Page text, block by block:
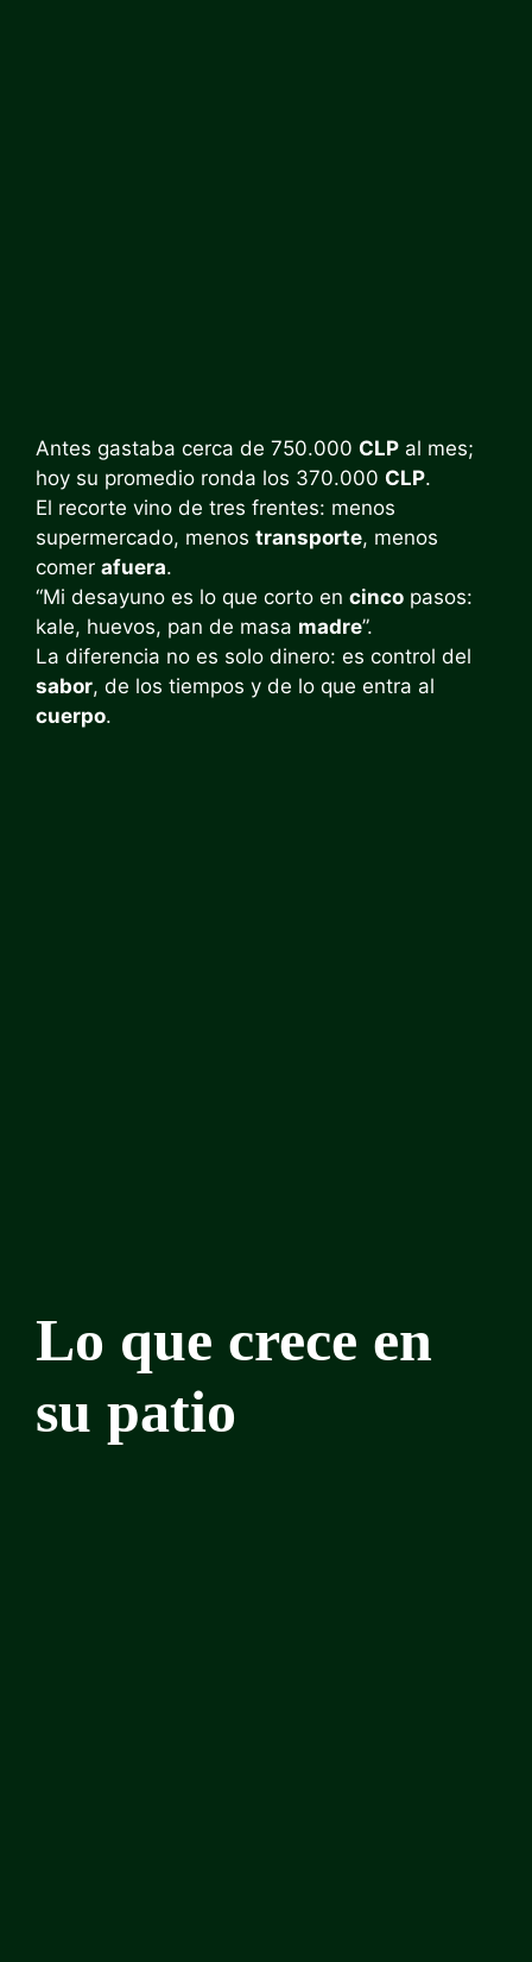
Antes gastaba cerca de 750.000 CLP al mes;
hoy su promedio ronda los 370.000 CLP.
El recorte vino de tres frentes: menos
supermercado, menos transporte, menos
comer afuera.
“Mi desayuno es lo que corto en cinco pasos:
kale, huevos, pan de masa madre”.
La diferencia no es solo dinero: es control del
sabor, de los tiempos y de lo que entra al
cuerpo.
Lo que crece en
su patio